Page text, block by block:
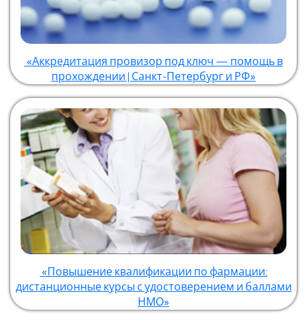
«Аккредитация провизор под ключ — помощь в
прохождении | Санкт-Петербург и РФ»
«Повышение квалификации по фармации:
дистанционные курсы с удостоверением и баллами
НМО»